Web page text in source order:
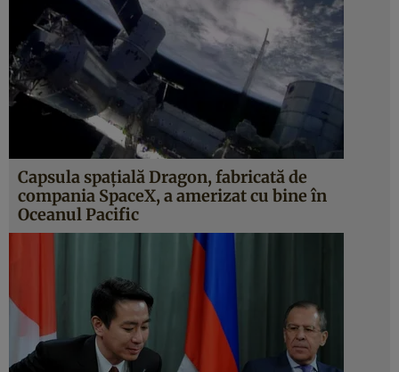
Capsula spaţială Dragon, fabricată de
compania SpaceX, a amerizat cu bine în
Oceanul Pacific